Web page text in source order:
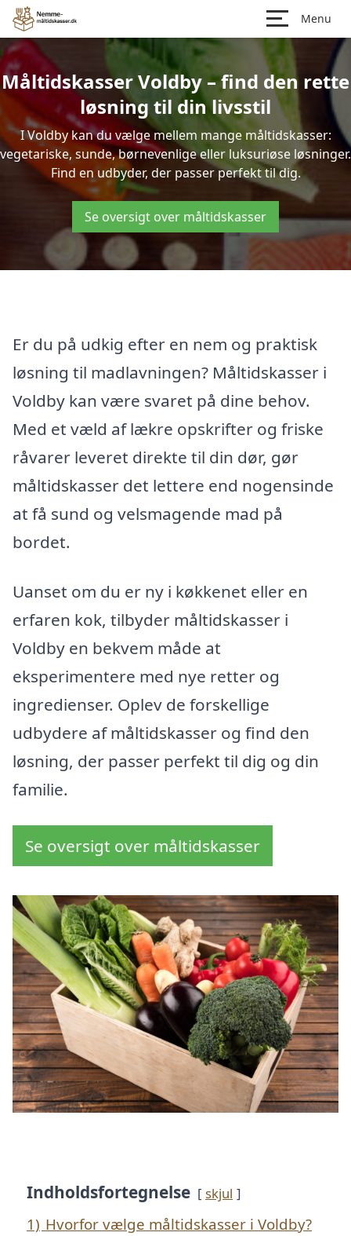
Menu
Måltidskasser Voldby – find den rette
løsning til din livsstil
I Voldby kan du vælge mellem mange måltidskasser:
vegetariske, sunde, børnevenlige eller luksuriøse løsninger.
Find en udbyder, der passer perfekt til dig.
Se oversigt over måltidskasser
Er du på udkig efter en nem og praktisk
løsning til madlavningen? Måltidskasser i
Voldby kan være svaret på dine behov.
Med et væld af lækre opskrifter og friske
råvarer leveret direkte til din dør, gør
måltidskasser det lettere end nogensinde
at få sund og velsmagende mad på
bordet.
Uanset om du er ny i køkkenet eller en
erfaren kok, tilbyder måltidskasser i
Voldby en bekvem måde at
eksperimentere med nye retter og
ingredienser. Oplev de forskellige
udbydere af måltidskasser og find den
løsning, der passer perfekt til dig og din
familie.
Se oversigt over måltidskasser
Indholdsfortegnelse skjul
1) Hvorfor vælge måltidskasser i Voldby?